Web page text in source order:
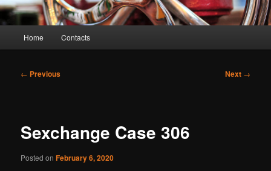
Home Contacts
Post
← Previous Next →
Sexchange Case 306
Posted onFebruary 6, 2020